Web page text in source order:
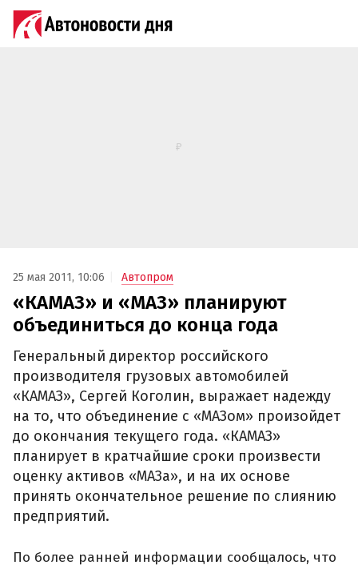
25 мая 2011, 10:06 Автопром
«КАМАЗ» и «МАЗ» планируют
объединиться до конца года
Генеральный директор российского
производителя грузовых автомобилей
«КАМАЗ», Сергей Коголин, выражает надежду
на то, что объединение с «МАЗом» произойдет
до окончания текущего года. «КАМАЗ»
планирует в кратчайшие сроки произвести
оценку активов «МАЗа», и на их основе
принять окончательное решение по слиянию
предприятий.
По более ранней информации сообщалось, что